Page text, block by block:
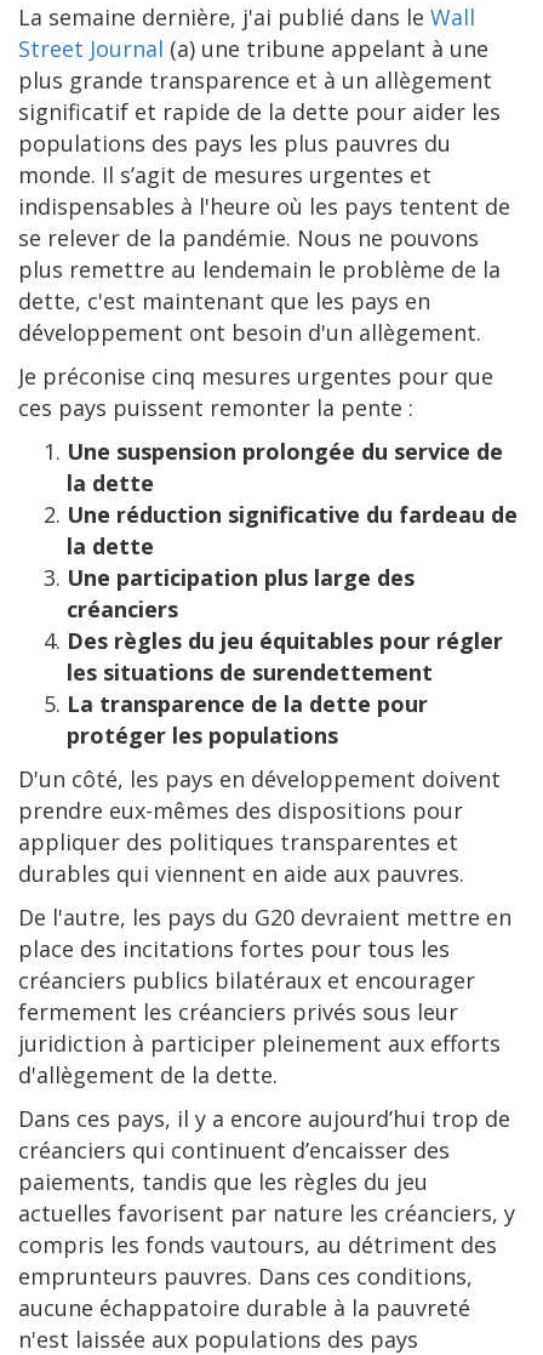
La semaine dernière, j'ai publié dans le Wall
Street Journal (a) une tribune appelant à une
plus grande transparence et à un allègement
significatif et rapide de la dette pour aider les
populations des pays les plus pauvres du
monde. Il s’agit de mesures urgentes et
indispensables à l'heure où les pays tentent de
se relever de la pandémie. Nous ne pouvons
plus remettre au lendemain le problème de la
dette, c'est maintenant que les pays en
développement ont besoin d'un allègement.
Je préconise cinq mesures urgentes pour que
ces pays puissent remonter la pente :
Une suspension prolongée du service de
la dette
Une réduction significative du fardeau de
la dette
Une participation plus large des
créanciers
Des règles du jeu équitables pour régler
les situations de surendettement
La transparence de la dette pour
protéger les populations
D'un côté, les pays en développement doivent
prendre eux-mêmes des dispositions pour
appliquer des politiques transparentes et
durables qui viennent en aide aux pauvres.
De l'autre, les pays du G20 devraient mettre en
place des incitations fortes pour tous les
créanciers publics bilatéraux et encourager
fermement les créanciers privés sous leur
juridiction à participer pleinement aux efforts
d'allègement de la dette.
Dans ces pays, il y a encore aujourd’hui trop de
créanciers qui continuent d’encaisser des
paiements, tandis que les règles du jeu
actuelles favorisent par nature les créanciers, y
compris les fonds vautours, au détriment des
emprunteurs pauvres. Dans ces conditions,
aucune échappatoire durable à la pauvreté
n'est laissée aux populations des pays